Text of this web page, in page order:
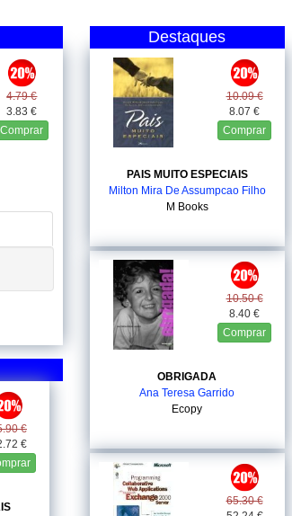
4.79 €
3.83 €
Comprar
€
€
Destaques
10.09 €
8.07 €
Comprar
PAIS MUITO ESPECIAIS
Milton Mira De Assumpcao Filho
M Books
10.50 €
8.40 €
Comprar
OBRIGADA
Ana Teresa Garrido
Ecopy
65.30 €